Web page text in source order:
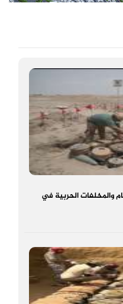
4271 من الألغام والمخلفات الحربية في